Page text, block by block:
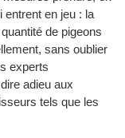
entrent en jeu : la
de pigeons
sans oublier
experts
adieu aux
tels que les